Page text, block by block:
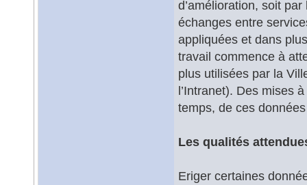
d’amélioration, soit
échanges entre
appliquées et dans
travail commence à
plus utilisées par la
l’Intranet). Des mises
temps, de ces
Les qualités
Eriger certaines